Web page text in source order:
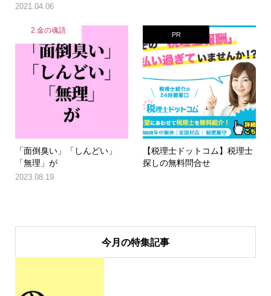
2021.04.06
2.金の魂語
「面倒臭い」「しんどい」
「無理」が
2023.08.19
PR
【税理士ドットコム】税理士
探しの無料問合せ
今月の特集記事